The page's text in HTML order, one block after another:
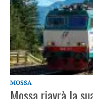
MOSSA
Mossa riavrà la